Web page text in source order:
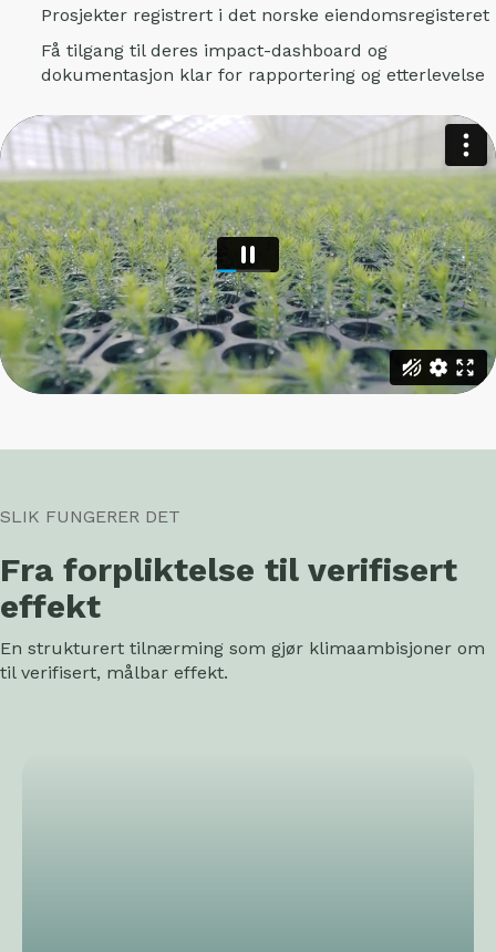
Prosjekter registrert i det norske eiendomsregisteret
Få tilgang til deres impact-dashboard og
dokumentasjon klar for rapportering og etterlevelse
SLIK FUNGERER DET
Fra forpliktelse til verifisert
effekt
En strukturert tilnærming som gjør klimaambisjoner om
til verifisert, målbar effekt.